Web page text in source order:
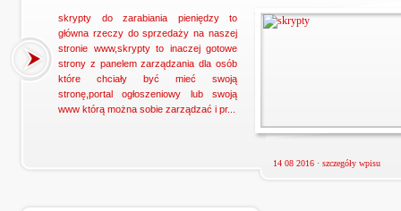
skrypty do zarabiania pieniędzy to
główna rzeczy do sprzedaży na naszej
stronie www,skrypty to inaczej gotowe
strony z panelem zarządzania dla osób
które chciały być mieć swoją
stronę,portal ogłoszeniowy lub swoją
www którą można sobie zarządzać i pr...
14 08 2016 · szczegóły wpisu